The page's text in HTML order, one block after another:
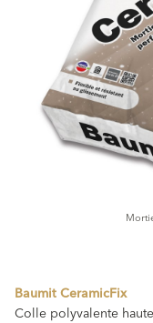
Baumit CeramicFix
Colle polyvalente